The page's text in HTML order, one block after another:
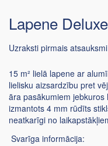
Lapene
Uzraksti pirmais
15 m² lielā lapene ar
lielisku aizsardzību pret
āra pasākumiem
izmantots 4 mm rūdīts
neatkarīgi no
Svarīga informācija: